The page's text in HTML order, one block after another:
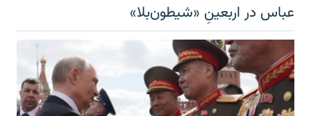
عباس در اربعینِ «شیطون‌بلا»